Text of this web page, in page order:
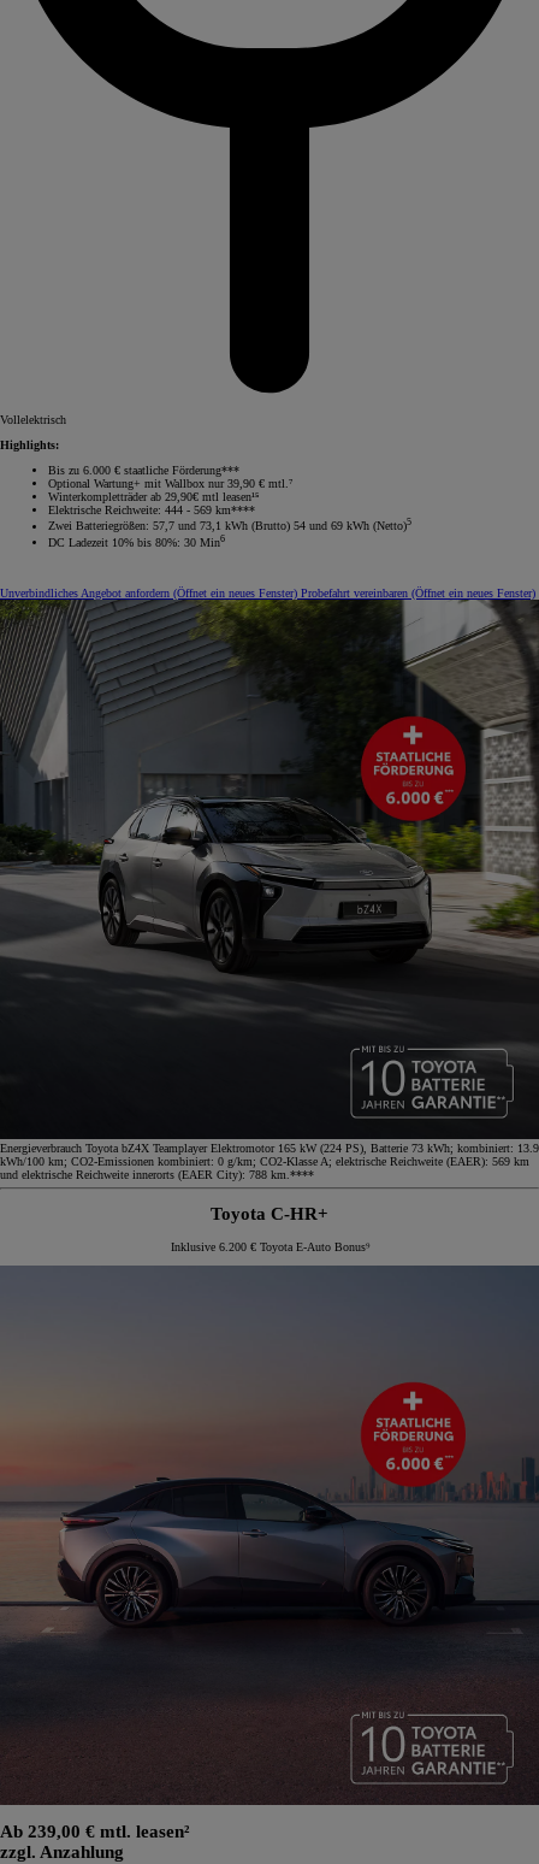
Vollelektrisch
Highlights:
Bis zu 6.000 € staatliche Förderung***
Optional Wartung+ mit Wallbox nur 39,90 € mtl.⁷
Winterkompletträder ab 29,90€ mtl leasen¹⁵
Elektrische Reichweite: 444 - 569 km****
Zwei Batteriegrößen: 57,7 und 73,1 kWh (Brutto) 54 und 69 kWh (Netto)5
DC Ladezeit 10% bis 80%: 30 Min6
Unverbindliches Angebot anfordern (Öffnet ein neues Fenster) Probefahrt vereinbaren (Öffnet ein neues Fenster)
Energieverbrauch Toyota bZ4X Teamplayer Elektromotor 165 kW (224 PS), Batterie 73 kWh; kombiniert: 13.9
kWh/100 km; CO2-Emissionen kombiniert: 0 g/km; CO2-Klasse A; elektrische Reichweite (EAER): 569 km
und elektrische Reichweite innerorts (EAER City): 788 km.****
Toyota C-HR+
Inklusive 6.200 € Toyota E-Auto Bonus⁹
Ab 239,00 € mtl. leasen²
zzgl. Anzahlung